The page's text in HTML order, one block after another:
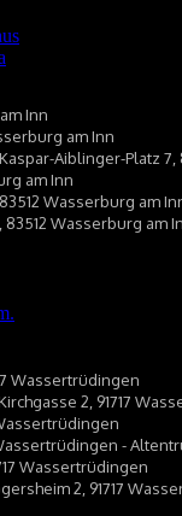
Inn
am Inn
Aiblinger-Platz 7,
am Inn
Wasserburg am
Wasserburg am
Wassertrüdingen
2, 91717
-
Wassertrüdingen
2, 91717